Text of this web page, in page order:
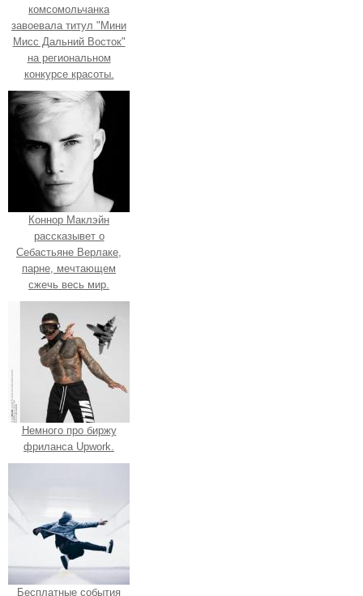
комсомольчанка
завоевала титул "Мини
Мисс Дальний Восток"
на региональном
конкурсе красоты.
Коннор Маклэйн
рассказывет о
Себастьяне Верлаке,
парне, мечтающем
сжечь весь мир.
Немного про биржу
фриланса Upwork.
Бесплатные события